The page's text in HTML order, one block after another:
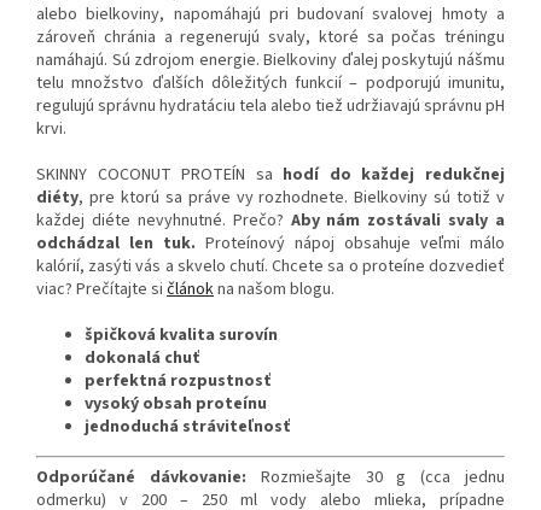
alebo bielkoviny, napomáhajú pri budovaní svalovej hmoty a
zároveň chránia a regenerujú svaly, ktoré sa počas tréningu
namáhajú. Sú zdrojom energie. Bielkoviny ďalej poskytujú nášmu
telu množstvo ďalších dôležitých funkcií – podporujú imunitu,
regulujú správnu hydratáciu tela alebo tiež udržiavajú správnu pH
krvi.
SKINNY COCONUT PROTEÍN sa hodí do každej redukčnej
diéty, pre ktorú sa práve vy rozhodnete. Bielkoviny sú totiž v
každej diéte nevyhnutné. Prečo? Aby nám zostávali svaly a
odchádzal len tuk. Proteínový nápoj obsahuje veľmi málo
kalórií, zasýti vás a skvelo chutí. Chcete sa o proteíne dozvedieť
viac? Prečítajte si článokna našom blogu.
špičková kvalita surovín
dokonalá chuť
perfektná rozpustnosť
vysoký obsah proteínu
jednoduchá stráviteľnosť
Odporúčané dávkovanie: Rozmiešajte 30 g (cca jednu
odmerku) v 200 – 250 ml vody alebo mlieka, prípadne